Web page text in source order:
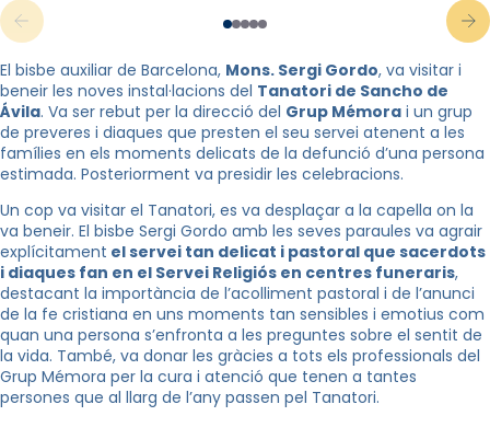
El bisbe auxiliar de Barcelona, Mons. Sergi Gordo, va visitar i
beneir les noves instal·lacions del Tanatori de Sancho de
Ávila. Va ser rebut per la direcció del Grup Mémora i un grup
de preveres i diaques que presten el seu servei atenent a les
famílies en els moments delicats de la defunció d’una persona
estimada. Posteriorment va presidir les celebracions.
Un cop va visitar el Tanatori, es va desplaçar a la capella on la
va beneir. El bisbe Sergi Gordo amb les seves paraules va agrair
explícitament el servei tan delicat i pastoral que sacerdots
i diaques fan en el Servei Religiós en centres funeraris,
destacant la importància de l’acolliment pastoral i de l’anunci
de la fe cristiana en uns moments tan sensibles i emotius com
quan una persona s’enfronta a les preguntes sobre el sentit de
la vida. També, va donar les gràcies a tots els professionals del
Grup Mémora per la cura i atenció que tenen a tantes
persones que al llarg de l’any passen pel Tanatori.